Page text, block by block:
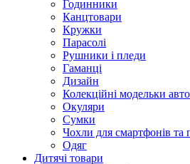
Годинники
Канцтовари
Кружки
Парасолі
Рушники і пледи
Гаманці
Дизайн
Колекційні модельки авто
Окуляри
Сумки
Чохли для смартфонів та
Одяг
Дитячі товари